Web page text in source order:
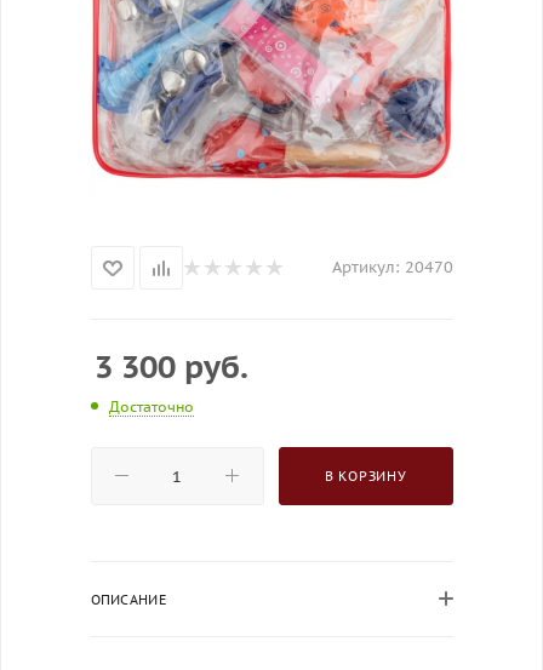
Артикул: 20470
3 300руб.
Достаточно
В КОРЗИНУ
ОПИСАНИЕ